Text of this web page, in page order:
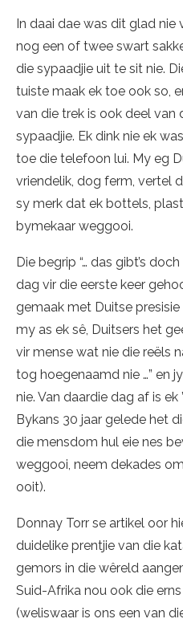
In daai dae was dit glad
nog een of twee swart
die sypaadjie uit te sit nie.
tuiste maak ek toe ook so,
van die trek is ook deel van
sypaadjie. Ek dink nie ek
toe die telefoon lui. My eg
vriendelik, dog ferm, vertel
sy merk dat ek bottels,
bymekaar weggooi.
Die begrip “… das gibt’s
dag vir die eerste keer
gemaak met Duitse
my as ek sê, Duitsers het
vir mense wat nie die reëls
tog hoegenaamd nie …” en
nie. Van daardie dag af is ek
Bykans 30 jaar gelede het
die mensdom hul eie nes
weggooi, neem dekades
ooit).
Donnay Torr se artikel oor
duidelike prentjie van die
gemors in die wêreld
Suid-Afrika nou ook die
(weliswaar is ons een van